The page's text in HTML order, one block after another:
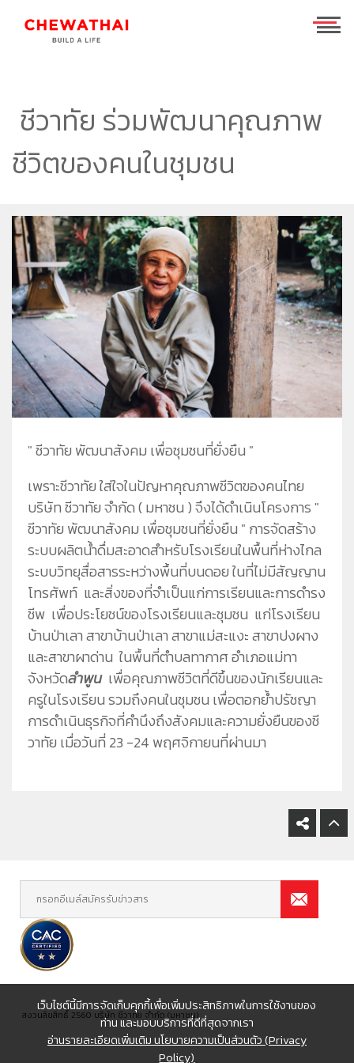
บ้าน
ชีวารมย์ ราชพฤกษ์ตัดใหม่
ชีวาทัย ปิ่นเกล้า
ชีวาทัย เรสซิเดนซ์ ทองหล่อ
ชีวาทัย ฮอลล์มาร์ค ลาดพร้าว - โชคชัย 4 เฟส 2
ชีวาทัย เกษตร - นวมินทร์
เดอะ สุรวงศ์
ชีวาทัย เรสซิเดนซ์ อโศก
ชีวาทัย ฮอลล์มาร์ค ลาดพร้าว - โชคชัย 4
ชีวาโฮม สุขสวัสดิ์ - ประชาอุทิศ
ชีวาโฮม วงแหวน - ลำลูกกา
ชีวาโฮม กรุงเทพ - ปทุม
ชีวาโฮม รังสิต - ปทุม
ชีวา ฮาร์ท สุขุมวิท 62/1
ชีวา ฮาร์ท สุขุมวิท 36
โฮมออฟฟิศ
ชีวา บิซ โฮม เอกชัย-บางบอน
ที่อยู่อาศัยมือสอง
ค้นหาตามโซน
นักลงทุนสัมพันธ์
แบรนด์ชีวาทัย
ข้อมูลพื้นฐาน
ภาพรวมธุรกิจบริษัท
ลักษณะการประกอบธุรกิจ
ประวัติความเป็นมาของบริษัท
วิสัยทัศน์และพันธกิจ
โครงสร้างองค์กร
คณะกรรมการบริษัท
คณะกรรมการตรวจสอบ
คณะกรรมการบริหาร
คณะกรรมการสรรหาและพิจารณาค่าตอบแทน
คณะผู้บริหาร
ชีวาทัยโซไซตี้
Home
Promotion
Privilege
Info
Magazine
ข่าว&โปรโมชั่น
ดูข่าวทั้งหมด
ข่าวกิจกรรม
ดูโปรโมชั่นทั้งหมด
บ้าน
ทาวน์โฮม
คอนโดมิเนียม
โฮมออฟฟิศ
รับซื้อที่ดิน
ความรับผิดชอบต่อสังคม
ชีวาทัย ร่วมพัฒนาคุณภาพ
ชีวิตของคนในชุมชน
" ชีวาทัย พัฒนาสังคม เพื่อชุมชนที่ยั่งยืน "
เพราะชีวาทัย ใส่ใจในปัญหาคุณภาพชีวิตของคนไทย
บริษัท ชีวาทัย จำกัด ( มหาชน ) จึงได้ดำเนินโครงการ "
ชีวาทัย พัฒนาสังคม เพื่อชุมชนที่ยั่งยืน " การจัดสร้าง
ระบบผลิตน้ำดื่มสะอาดสำหรับโรงเรียนในพื้นที่ห่างไกล
ระบบวิทยุสื่อสารระหว่างพื้นที่บนดอย ในที่ไม่มีสัญญาน
โทรศัพท์ และสิ่งของที่จำเป็นแก่การเรียนและการดำรง
ชีพ เพื่อประโยชน์ของโรงเรียนและชุมชน แก่โรงเรียน
บ้านป่าเลา สาขาบ้านป่าเลา สาขาแม่สะแงะ สาขาปงผาง
และสาขาผาด่าน ในพื้นที่ตำบลทากาศ อำเภอแม่ทา
จังหวัดลำพูนเพื่อคุณภาพชีวิตที่ดีขึ้นของนักเรียนและ
ครูในโรงเรียน รวมถึงคนในชุมชน เพื่อตอกย้ำปรัชญา
การดำเนินธุรกิจที่คำนึงถึงสังคมและความยั่งยืนของชี
วาทัย เมื่อวันที่ 23 -24 พฤศจิกายนที่ผ่านมา
สงวนลิขสิทธิ์ 2560 บริษัท ชีวาทัย จำกัด (มหาชน)
เว็บไซต์นี้มีการจัดเก็บคุกกี้เพื่อเพิ่มประสิทธิภาพในการใช้งานของ
ท่าน และมอบบริการที่ดีที่สุดจากเรา
อ่านรายละเอียดเพิ่มเติม นโยบายความเป็นส่วนตัว (Privacy
Policy)